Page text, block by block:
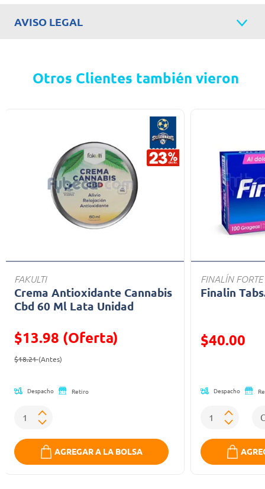
AVISO LEGAL
Otros Clientes también vieron
FAKULTI
Crema Antioxidante Cannabis
Cbd 60 Ml Lata Unidad
$13.98 (Oferta)
Precio reducido de
$18.21(Antes)
Despacho Retiro
AGREGAR A LA BOLSA
FINALÍN FORTE
Finalin
Precio
$40.00
Despacho